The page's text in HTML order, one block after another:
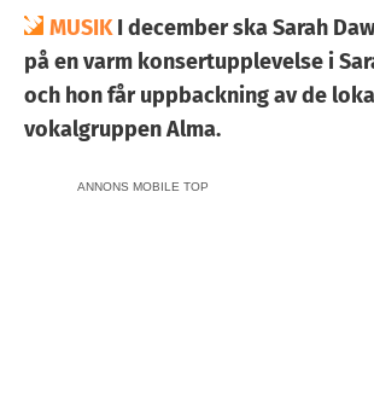
MUSIKI december ska Sarah
på en varm konsertupplevelse i
och hon får uppbackning av de
vokalgruppen Alma.
ANNONS MOBILE TOP